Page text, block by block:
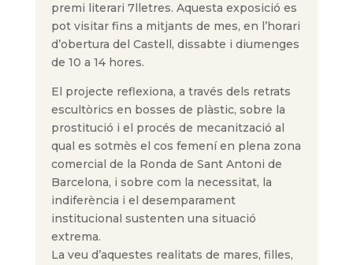
premi literari 7lletres. Aquesta exposició es
pot visitar fins a mitjants de mes, en l’horari
d’obertura del Castell, dissabte i diumenges
de 10 a 14 hores.
El projecte reflexiona, a través dels retrats
escultòrics en bosses de plàstic, sobre la
prostitució i el procés de mecanització al
qual es sotmès el cos femení en plena zona
comercial de la Ronda de Sant Antoni de
Barcelona, i sobre com la necessitat, la
indiferència i el desemparament
institucional sustenten una situació
extrema.
La veu d’aquestes realitats de mares, filles,